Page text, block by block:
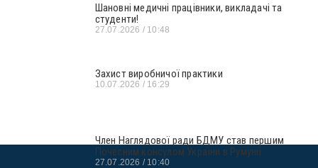
Шановні медичні працівники, викладачі та
студенти!
27.07.2026 10:48
Захист виробничої практики
10.07.2026 16:29
Член Наглядової ради БДМУ став першим
Почесним консулом України в Румунії
27.07.2026 10:40